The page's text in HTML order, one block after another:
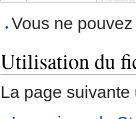
Vous ne
Utilisation du
La page